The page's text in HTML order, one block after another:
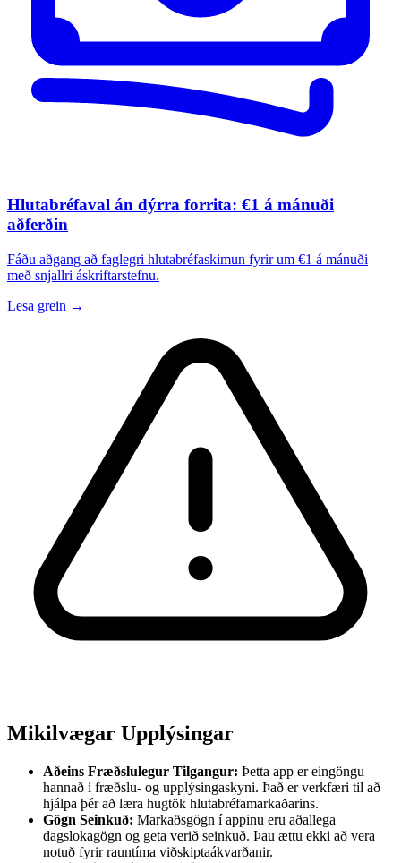
Hlutabréfaval án dýrra forrita: €1 á mánuði
aðferðin
Fáðu aðgang að faglegri hlutabréfaskimun fyrir um €1 á mánuði
með snjallri áskriftarstefnu.
Lesa grein →
Mikilvægar Upplýsingar
Aðeins Fræðslulegur Tilgangur: Þetta app er eingöngu
hannað í fræðslu- og upplýsingaskyni. Það er verkfæri til að
hjálpa þér að læra hugtök hlutabréfamarkaðarins.
Gögn Seinkuð: Markaðsgögn í appinu eru aðallega
dagslokagögn og geta verið seinkuð. Þau ættu ekki að vera
notuð fyrir rauntíma viðskiptaákvarðanir.